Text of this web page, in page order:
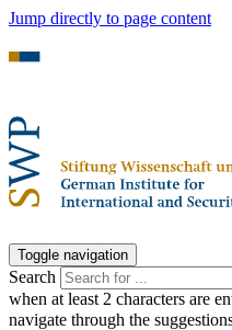
Jump directly to page content
Toggle navigation
Search
when at least 2 characters are
navigate through the